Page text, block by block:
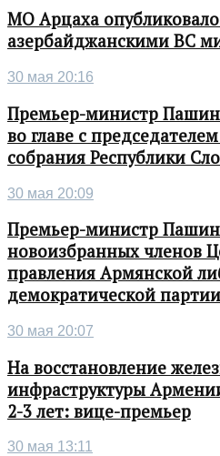
МО Арцаха
азербайджанскими ВС
30 мая 20:16
Премьер-министр
во главе с
собрания Республики
30 мая 20:09
Премьер-министр
новоизбранных членов
правления Армянской
демократической партии
30 мая 20:07
На восстановление
инфраструктуры
2-3 лет: вице-премьер
30 мая 13:11